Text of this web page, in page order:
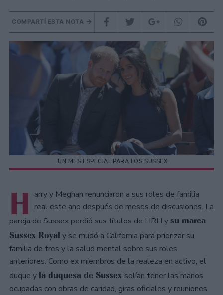
COMPARTÍ ESTA NOTA
UN MES ESPECIAL PARA LOS SUSSEX.
H arry y Meghan renunciaron a sus roles de familia
real este año después de meses de discusiones. La
pareja de Sussex perdió sus títulos de HRH y su marca
Sussex Royal y se mudó a California para priorizar su
familia de tres y la salud mental sobre sus roles
anteriores. Como ex miembros de la realeza en activo, el
duque y la duquesa de Sussex solían tener las manos
ocupadas con obras de caridad, giras oficiales y reuniones